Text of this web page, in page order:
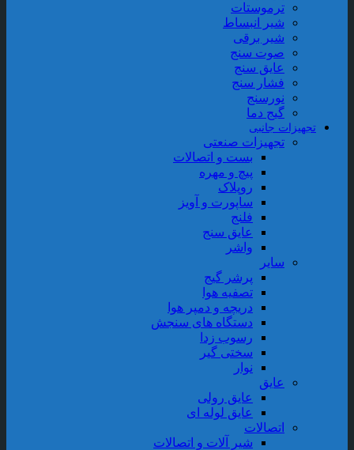
ترموستات
شیر انبساط
شیر برقی
صوت سنج
عایق سنج
فشار سنج
نورسنج
گیج دما
تجهیزات جانبی
تجهیزات صنعتی
بست و اتصالات
پیچ و مهره
روپلاک
ساپورت و آویز
فلنج
عایق سنج
واشر
سایر
پرشر گیج
تصفیه هوا
دریچه و دمپر هوا
دستگاه های سنجش
رسوب زدا
سختی گیر
نوار
عایق
عایق رولی
عایق لوله ای
اتصالات
شیر آلات و اتصالات